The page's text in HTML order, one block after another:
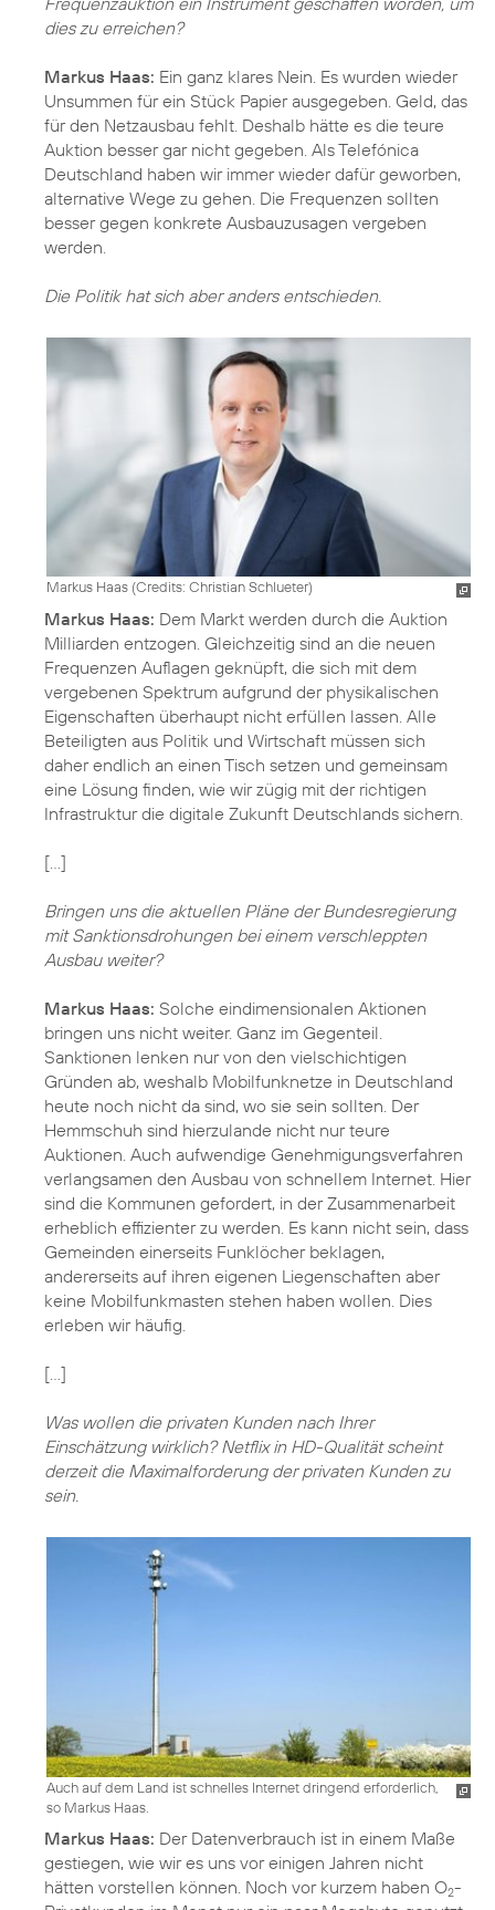
dies zu erreichen?
Markus Haas: Ein ganz klares Nein. Es wurden wieder
Unsummen für ein Stück Papier ausgegeben. Geld, das
für den Netzausbau fehlt. Deshalb hätte es die teure
Auktion besser gar nicht gegeben. Als Telefónica
Deutschland haben wir immer wieder dafür geworben,
alternative Wege zu gehen. Die Frequenzen sollten
besser gegen konkrete Ausbauzusagen vergeben
werden.
Die Politik hat sich aber anders entschieden.
Markus Haas (Credits: Christian Schlueter)
Markus Haas: Dem Markt werden durch die Auktion
Milliarden entzogen. Gleichzeitig sind an die neuen
Frequenzen Auflagen geknüpft, die sich mit dem
vergebenen Spektrum aufgrund der physikalischen
Eigenschaften überhaupt nicht erfüllen lassen. Alle
Beteiligten aus Politik und Wirtschaft müssen sich
daher endlich an einen Tisch setzen und gemeinsam
eine Lösung finden, wie wir zügig mit der richtigen
Infrastruktur die digitale Zukunft Deutschlands sichern.
[…]
Bringen uns die aktuellen Pläne der Bundesregierung
mit Sanktionsdrohungen bei einem verschleppten
Ausbau weiter?
Markus Haas: Solche eindimensionalen Aktionen
bringen uns nicht weiter. Ganz im Gegenteil.
Sanktionen lenken nur von den vielschichtigen
Gründen ab, weshalb Mobilfunknetze in Deutschland
heute noch nicht da sind, wo sie sein sollten. Der
Hemmschuh sind hierzulande nicht nur teure
Auktionen. Auch aufwendige Genehmigungsverfahren
verlangsamen den Ausbau von schnellem Internet. Hier
sind die Kommunen gefordert, in der Zusammenarbeit
erheblich effizienter zu werden. Es kann nicht sein, dass
Gemeinden einerseits Funklöcher beklagen,
andererseits auf ihren eigenen Liegenschaften aber
keine Mobilfunkmasten stehen haben wollen. Dies
erleben wir häufig.
[…]
Was wollen die privaten Kunden nach Ihrer
Einschätzung wirklich? Netflix in HD-Qualität scheint
derzeit die Maximalforderung der privaten Kunden zu
sein.
Auch auf dem Land ist schnelles Internet dringend erforderlich,
so Markus Haas.
Markus Haas: Der Datenverbrauch ist in einem Maße
gestiegen, wie wir es uns vor einigen Jahren nicht
hätten vorstellen können. Noch vor kurzem haben O2-